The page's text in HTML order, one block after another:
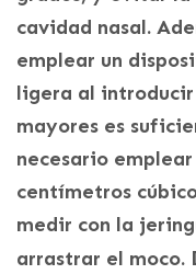
cavidad nasal.
emplear un
ligera al introducir
mayores es
necesario
centímetros
medir con la
arrastrar el moco.